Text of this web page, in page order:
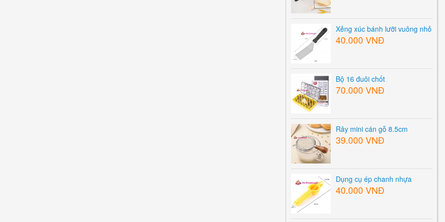
Xẻng xúc bánh lưỡi vuông nhỏ
40.000 VNĐ
Bộ 16 đuôi chốt
70.000 VNĐ
Rây mini cán gỗ 8.5cm
39.000 VNĐ
Dụng cụ ép chanh nhựa
40.000 VNĐ